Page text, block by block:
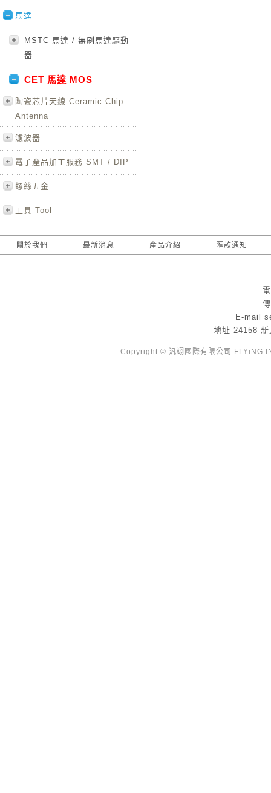
馬達
MSTC 馬達 / 無刷馬達驅動
器
CET 馬達 MOS
陶瓷芯片天線 Ceramic Chip
Antenna
濾波器
電子產品加工服務 SMT / DIP
螺絲五金
工具 Tool
關於我們 最新消息 產品介紹 匯款通知
E-mail
地址 24158 新
Copyright © 汎翊國際有限公司 FLYiNG